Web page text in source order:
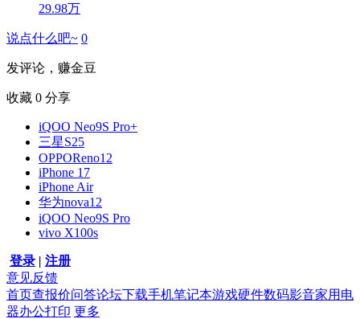
29.98万
说点什么吧~ 0
发评论，赚金豆
收藏 0 分享
iQOO Neo9S Pro+
三星S25
OPPOReno12
iPhone 17
iPhone Air
华为nova12
iQOO Neo9S Pro
vivo X100s
登录 | 注册
意见反馈
首页查报价问答论坛下载手机笔记本游戏硬件数码影音家用电
器办公打印 更多